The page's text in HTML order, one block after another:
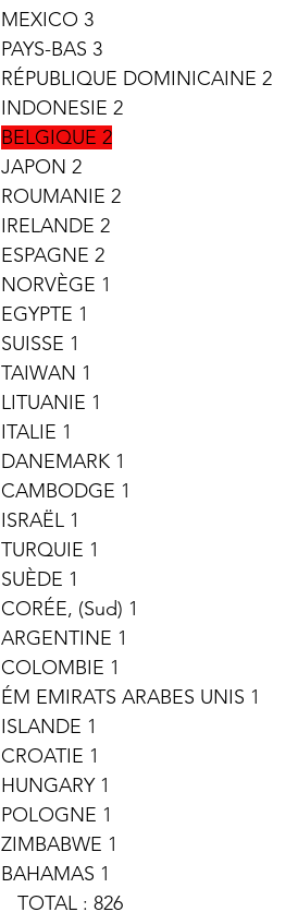
MEXICO 3
PAYS-BAS 3
RÉPUBLIQUE DOMINICAINE 2
INDONESIE 2
BELGIQUE 2
JAPON 2
ROUMANIE 2
IRELANDE 2
ESPAGNE 2
NORVÈGE 1
EGYPTE 1
SUISSE 1
TAIWAN 1
LITUANIE 1
ITALIE 1
DANEMARK 1
CAMBODGE 1
ISRAËL 1
TURQUIE 1
SUÈDE 1
CORÉE, (Sud) 1
ARGENTINE 1
COLOMBIE 1
ÉM EMIRATS ARABES UNIS 1
ISLANDE 1
CROATIE 1
HUNGARY 1
POLOGNE 1
ZIMBABWE 1
BAHAMAS 1
   TOTAL : 826